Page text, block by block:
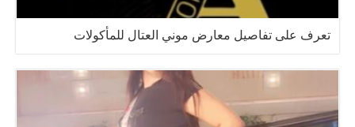
تعرف على تفاصيل معارض موني العتال للمأكولات